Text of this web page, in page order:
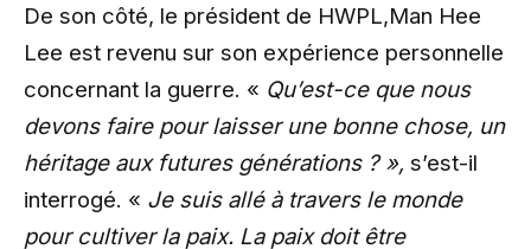
De son côté, le président de HWPL,Man Hee
Lee est revenu sur son expérience personnelle
concernant la guerre. « Qu’est-ce que nous
devons faire pour laisser une bonne chose, un
héritage aux futures générations ? », s’est-il
interrogé. « Je suis allé à travers le monde
pour cultiver la paix. La paix doit être